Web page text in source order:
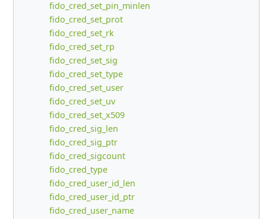
fido_cred_set_pin_minlen
fido_cred_set_prot
fido_cred_set_rk
fido_cred_set_rp
fido_cred_set_sig
fido_cred_set_type
fido_cred_set_user
fido_cred_set_uv
fido_cred_set_x509
fido_cred_sig_len
fido_cred_sig_ptr
fido_cred_sigcount
fido_cred_type
fido_cred_user_id_len
fido_cred_user_id_ptr
fido_cred_user_name